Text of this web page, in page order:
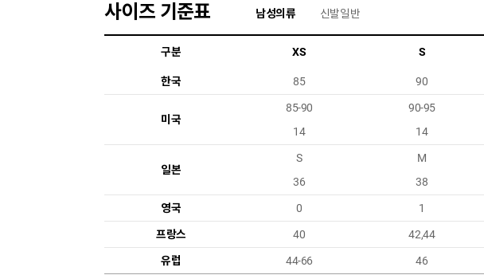
사이즈 기준표 남성의류 신발일반
구분 XS S
한국 85 90
미국
85-90
14
90-95
14
일본
S
36
M
38
영국 0 1
프랑스 40 42,44
유럽 44-66 46